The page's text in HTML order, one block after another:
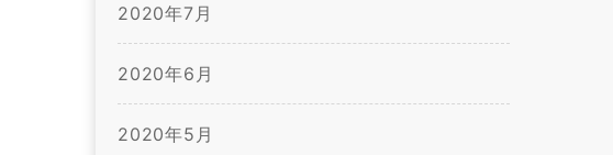
2020年7月
2020年6月
2020年5月